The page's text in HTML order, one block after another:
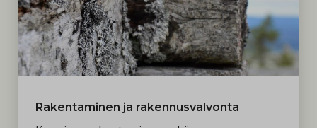
Rakentaminen ja rakennusvalvonta